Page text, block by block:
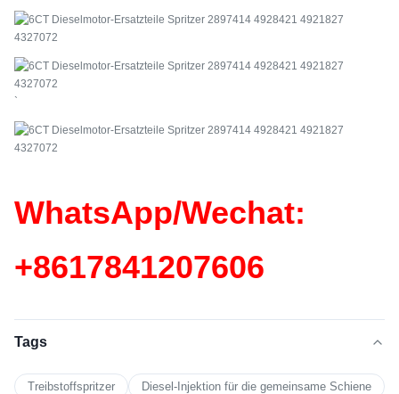
`
WhatsApp/Wechat:
+8617841207606
Tags
Treibstoffspritzer
Diesel-Injektion für die gemeinsame Schiene